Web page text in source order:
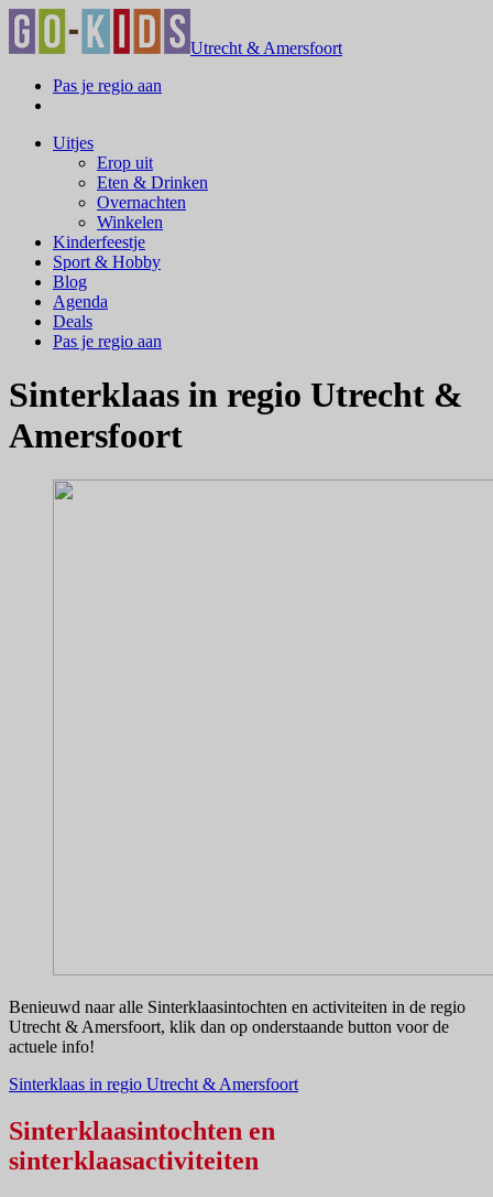
Utrecht & Amersfoort
Pas je regio aan
Uitjes
Erop uit
Eten & Drinken
Overnachten
Winkelen
Kinderfeestje
Sport & Hobby
Blog
Agenda
Deals
Pas je regio aan
Sinterklaas in regio Utrecht &
Amersfoort
Benieuwd naar alle Sinterklaasintochten en activiteiten in de regio
Utrecht & Amersfoort, klik dan op onderstaande button voor de
actuele info!
Sinterklaas in regio Utrecht & Amersfoort
Sinterklaasintochten en
sinterklaasactiviteiten